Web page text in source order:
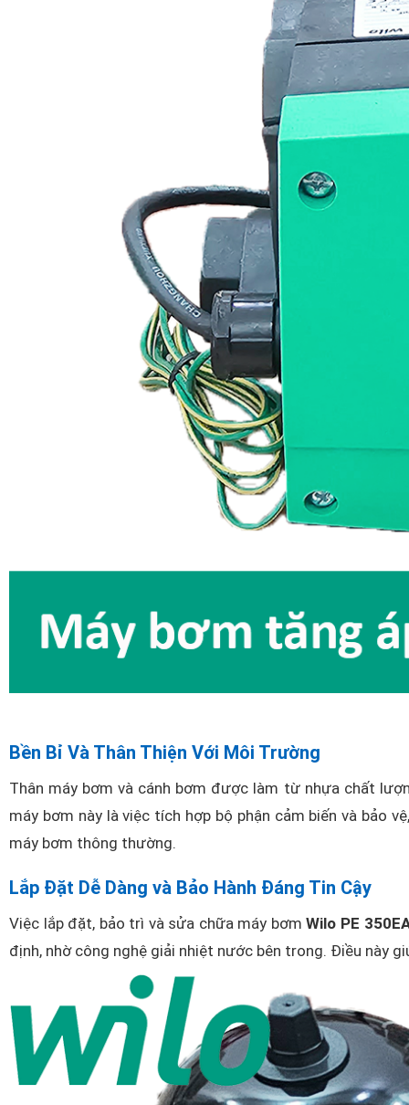
Bền Bỉ Và Thân Thiện Với Môi Trường
Thân máy bơm và cánh bơm được làm từ nhựa chất
máy bơm này là việc tích hợp bộ phận cảm biến và bảo
máy bơm thông thường.
Lắp Đặt Dễ Dàng và Bảo Hành Đáng Tin Cậy
Việc lắp đặt, bảo trì và sửa chữa máy bơmWilo PE
định, nhờ công nghệ giải nhiệt nước bên trong. Điều này